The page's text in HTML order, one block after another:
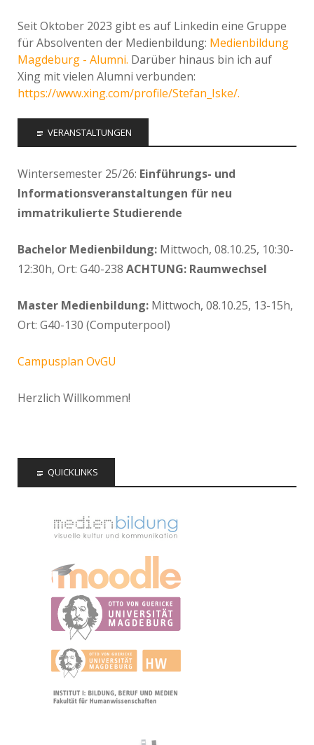
Seit Oktober 2023 gibt es auf Linkedin eine Gruppe
für Absolventen der Medienbildung: Medienbildung
Magdeburg - Alumni. Darüber hinaus bin ich auf
Xing mit vielen Alumni verbunden:
https://www.xing.com/profile/Stefan_Iske/.
VERANSTALTUNGEN
Wintersemester 25/26: Einführungs- und
Informationsveranstaltungen für neu
immatrikulierte Studierende
Bachelor Medienbildung: Mittwoch, 08.10.25, 10:30-
12:30h, Ort: G40-238 ACHTUNG: Raumwechsel
Master Medienbildung: Mittwoch, 08.10.25, 13-15h,
Ort: G40-130 (Computerpool)
Campusplan OvGU
Herzlich Willkommen!
QUICKLINKS